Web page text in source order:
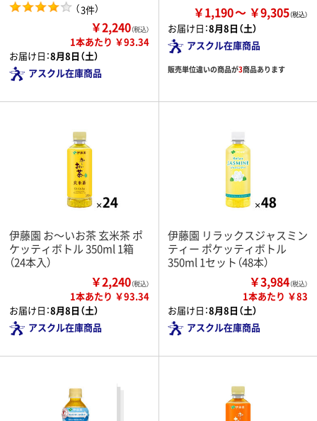
（3件）
￥2,240（税込）
1本あたり ￥93.34
お届け日：8月8日（土）
アスクル在庫商品
￥1,190 ￥9,305
お届け日：8月8日（土）
アスクル在庫商品
販売単位違いの商品が3商品あります
伊藤園 お～いお茶 玄米茶 ポ
ケッティボトル 350ml 1箱
（24本入）
￥2,240（税込）
1本あたり ￥93.34
お届け日：8月8日（土）
アスクル在庫商品
伊藤園 リラックスジャスミン
ティー ポケッティボトル
350ml 1セット（48本）
￥3,984（税込）
1本あたり ￥83
お届け日：8月8日（土）
アスクル在庫商品